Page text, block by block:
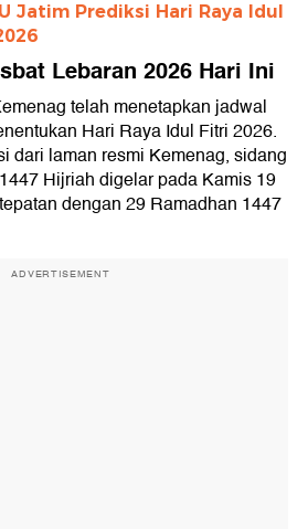
Jatim Prediksi Hari Raya Idul
Lebaran 2026 Hari Ini
telah menetapkan jadwal
Hari Raya Idul Fitri 2026.
dari laman resmi Kemenag, sidang
Hijriah digelar pada Kamis 19
dengan 29 Ramadhan 1447
ADVERTISEMENT